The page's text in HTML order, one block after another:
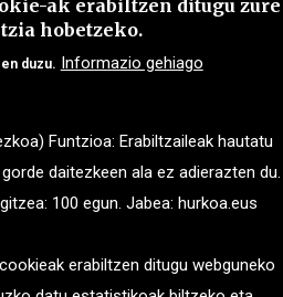
ak erabiltzen ditugu zure
hobetzeko.
duzu. Informazio gehiago
Funtzioa: Erabiltzaileak hautatu
daitezkeen ala ez adierazten du.
100 egun. Jabea: hurkoa.eus
erabiltzen ditugu webguneko